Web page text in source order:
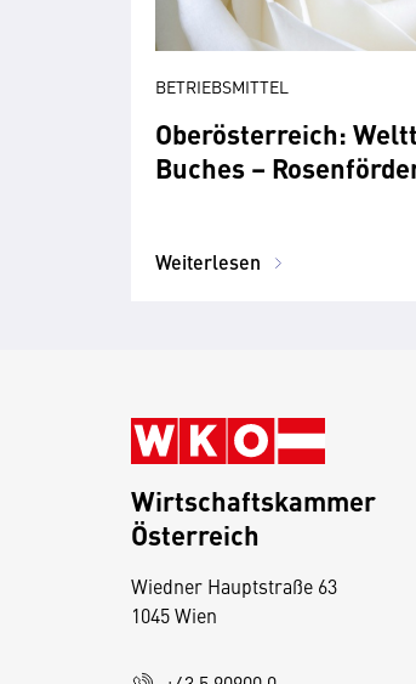
BETRIEBSMITTEL
Oberösterreich:
Buches –
Weiterlesen
Wirtschaftskammer
Österreich
Wiedner Hauptstraße 63
1045 Wien